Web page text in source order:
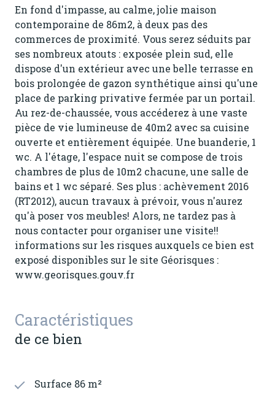
En fond d'impasse, au calme, jolie maison
contemporaine de 86m2, à deux pas des
commerces de proximité. Vous serez séduits par
ses nombreux atouts : exposée plein sud, elle
dispose d'un extérieur avec une belle terrasse en
bois prolongée de gazon synthétique ainsi qu'une
place de parking privative fermée par un portail.
Au rez-de-chaussée, vous accéderez à une vaste
pièce de vie lumineuse de 40m2 avec sa cuisine
ouverte et entièrement équipée. Une buanderie, 1
wc. A l'étage, l'espace nuit se compose de trois
chambres de plus de 10m2 chacune, une salle de
bains et 1 wc séparé. Ses plus : achèvement 2016
(RT2012), aucun travaux à prévoir, vous n'aurez
qu'à poser vos meubles! Alors, ne tardez pas à
nous contacter pour organiser une visite!!
informations sur les risques auxquels ce bien est
exposé disponibles sur le site Géorisques :
www.georisques.gouv.fr
Caractéristiques
de ce bien
Surface 86 m²